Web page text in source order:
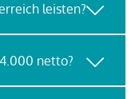
leisten?
netto?